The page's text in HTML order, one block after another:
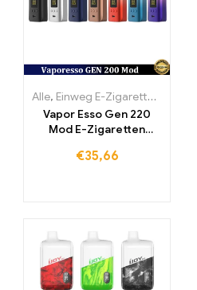
Einweg-E-Zigaretten Litauen,Einweg-
Alle, Einweg E-Zigaretten
Vapor Esso Gen 220
Mod E-Zigaretten
€35,66